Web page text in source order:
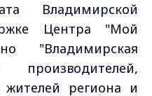
Владимирской
Центра "Мой
"Владимирская
региона и